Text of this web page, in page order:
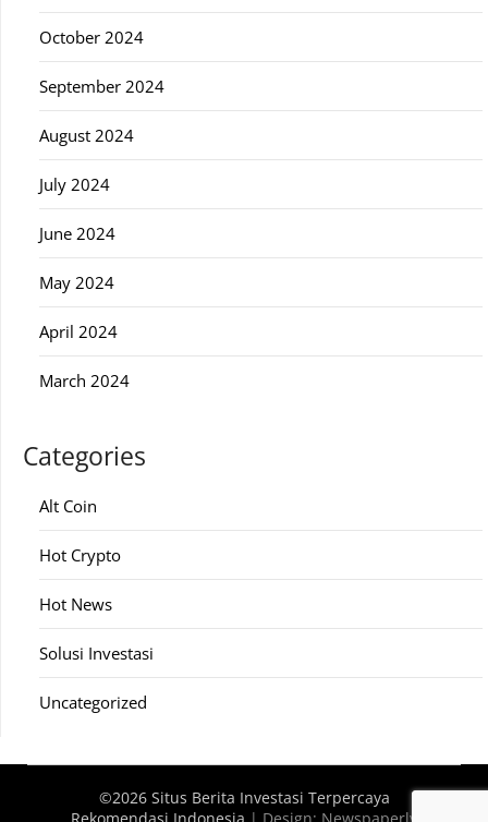
October 2024
September 2024
August 2024
July 2024
June 2024
May 2024
April 2024
March 2024
Categories
Alt Coin
Hot Crypto
Hot News
Solusi Investasi
Uncategorized
©2026 Situs Berita Investasi Terpercaya